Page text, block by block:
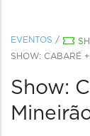
EVENTOS /
SHOW: CABARÉ
Show: